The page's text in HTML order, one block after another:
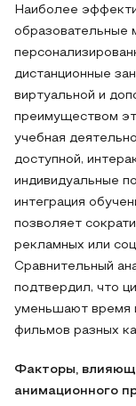
Наиболее
образовательные
дистанционные
виртуальной и
преимуществом
учебная
доступной,
индивидуальные
интеграция
позволяет
рекламных или
Сравнительный
подтвердил, что
уменьшают время
фильмов разных
Факторы,
анимационного